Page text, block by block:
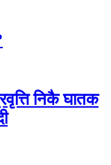
निकै घातक